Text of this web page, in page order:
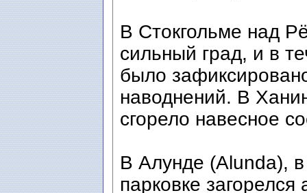
В Стокгольме над
сильный град, и в
было
наводнений. В
сгорело навесное
В Алунде (Alunda),
парковке